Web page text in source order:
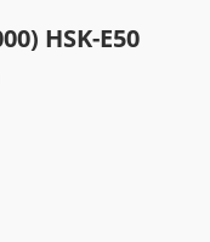
HSK-E50